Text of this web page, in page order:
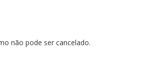
não pode ser cancelado.